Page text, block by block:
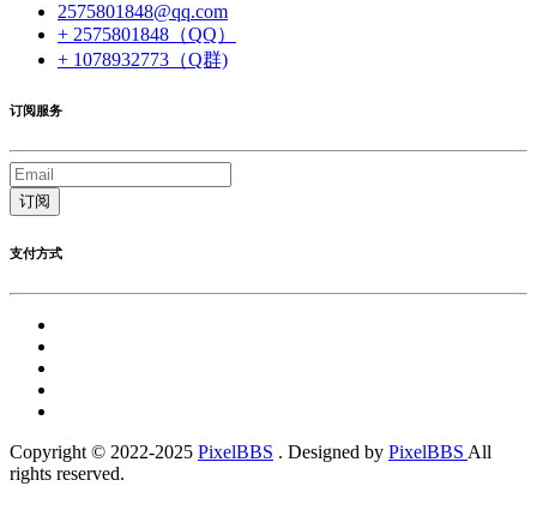
2575801848@qq.com
+ 2575801848（QQ）
+ 1078932773（Q群)
订阅服务
订阅
支付方式
Copyright © 2022-2025 PixelBBS . Designed by PixelBBS All
rights reserved.